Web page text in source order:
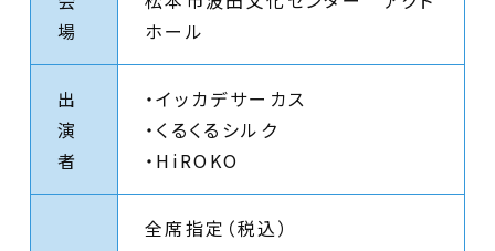
場
ホール
出
演
者
・イッカデサーカス
・くるくるシルク
・HiROKO
全席指定（税込）